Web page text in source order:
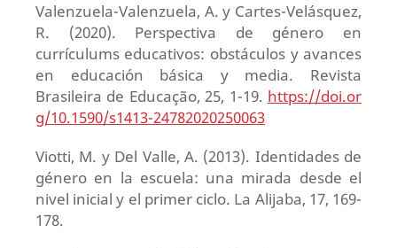
Valenzuela-Valenzuela, A. y Cartes-Velásquez,
R. (2020). Perspectiva de género en
currículums educativos: obstáculos y avances
en educación básica y media. Revista
Brasileira de Educação, 25, 1-19. https://doi.or
g/10.1590/s1413-24782020250063
Viotti, M. y Del Valle, A. (2013). Identidades de
género en la escuela: una mirada desde el
nivel inicial y el primer ciclo. La Alijaba, 17, 169-
178.